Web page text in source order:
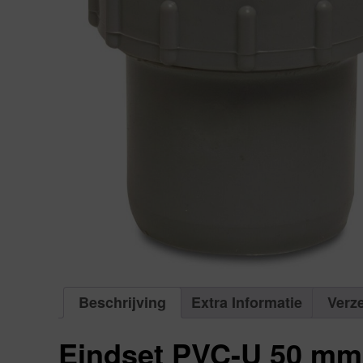
Beschrijving Extra Informatie
Eindset PVC-U 50